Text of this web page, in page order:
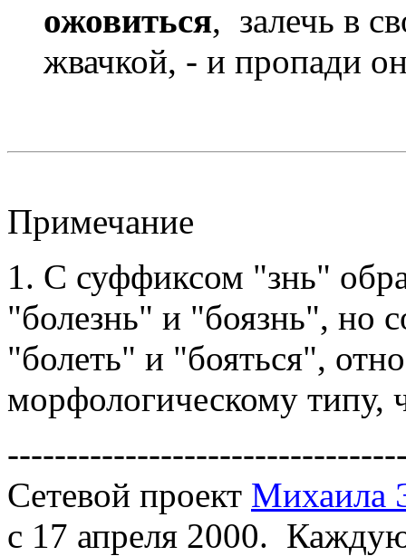
ожовиться, залечь в
жвачкой, - и пропади
Примечание
1. С суффиксом "знь"
"болезнь" и "боязнь", но
"болеть" и "бояться",
морфологическому типу,
Сетевой проект Михаила
с 17 апреля 2000.